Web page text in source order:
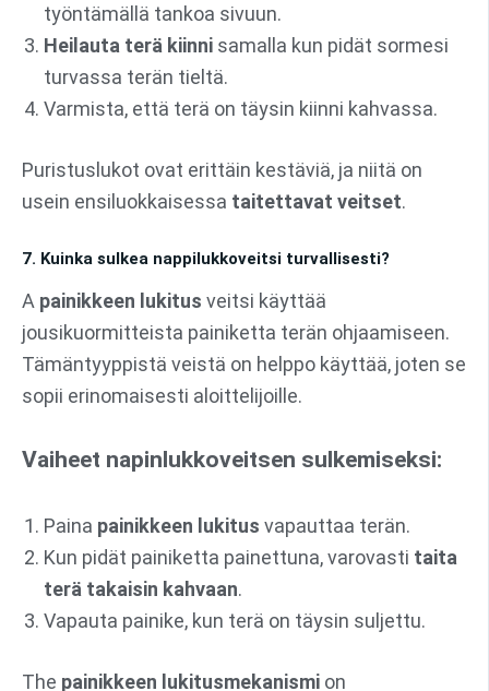
työntämällä tankoa sivuun.
Heilauta terä kiinni samalla kun pidät sormesi
turvassa terän tieltä.
Varmista, että terä on täysin kiinni kahvassa.
Puristuslukot ovat erittäin kestäviä, ja niitä on
usein ensiluokkaisessa taitettavat veitset.
7. Kuinka sulkea nappilukkoveitsi turvallisesti?
A painikkeen lukitus veitsi käyttää
jousikuormitteista painiketta terän ohjaamiseen.
Tämäntyyppistä veistä on helppo käyttää, joten se
sopii erinomaisesti aloittelijoille.
Vaiheet napinlukkoveitsen sulkemiseksi:
Paina painikkeen lukitus vapauttaa terän.
Kun pidät painiketta painettuna, varovasti taita
terä takaisin kahvaan.
Vapauta painike, kun terä on täysin suljettu.
The painikkeen lukitusmekanismi on